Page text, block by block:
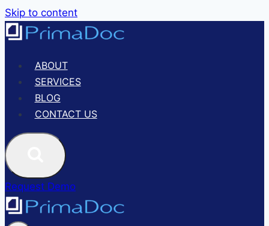
Skip to content
ABOUT
SERVICES
BLOG
CONTACT US
Request Demo